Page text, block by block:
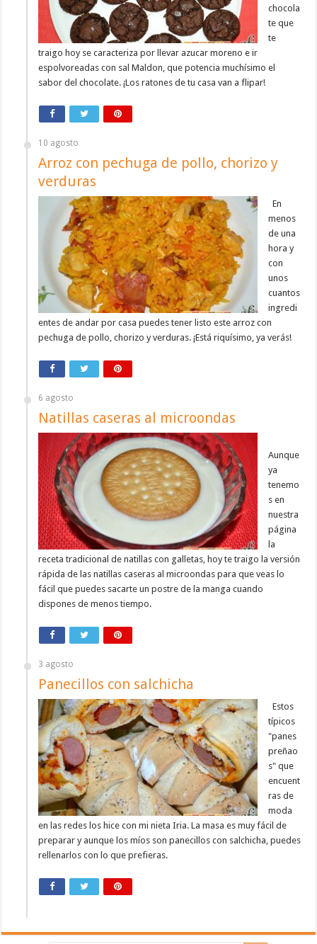
chocola
te que
te
traigo hoy se caracteriza por llevar azucar moreno e ir
espolvoreadas con sal Maldon, que potencia muchísimo el
sabor del chocolate. ¡Los ratones de tu casa van a flipar!
10 agosto
Arroz con pechuga de pollo, chorizo y
verduras
En
menos
de una
hora y
con
unos
cuantos
ingredi
entes de andar por casa puedes tener listo este arroz con
pechuga de pollo, chorizo y verduras. ¡Está riquísimo, ya verás!
6 agosto
Natillas caseras al microondas
Aunque
ya
tenemo
s en
nuestra
página
la
receta tradicional de natillas con galletas, hoy te traigo la versión
rápida de las natillas caseras al microondas para que veas lo
fácil que puedes sacarte un postre de la manga cuando
dispones de menos tiempo.
3 agosto
Panecillos con salchicha
Estos
típicos
"panes
preñao
s" que
encuent
ras de
moda
en las redes los hice con mi nieta Iria. La masa es muy fácil de
preparar y aunque los míos son panecillos con salchicha, puedes
rellenarlos con lo que prefieras.